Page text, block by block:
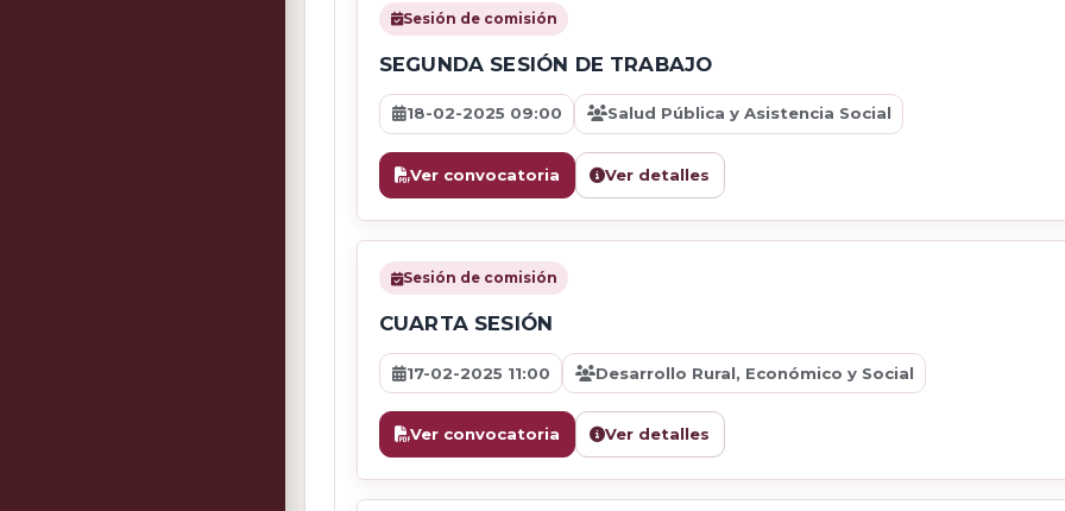
Sesión de comisión
SEGUNDA SESIÓN DE TRABAJO
18-02-2025 09:00 Salud Pública y Asistencia Social
Ver convocatoria Ver detalles
Sesión de comisión
CUARTA SESIÓN
17-02-2025 11:00 Desarrollo Rural, Económico y Social
Ver convocatoria Ver detalles